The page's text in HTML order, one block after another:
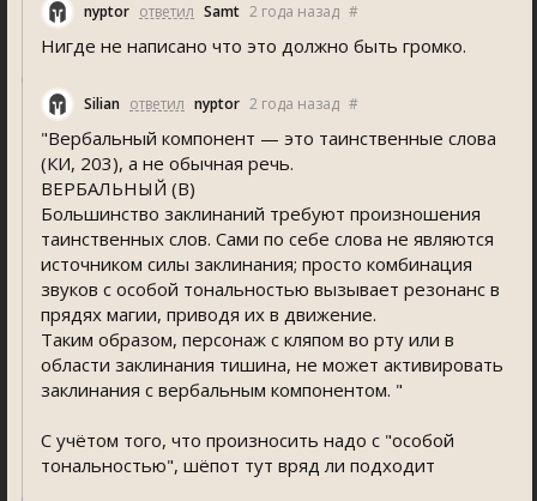
nyptor ответил Samt 2 года назад #
Нигде не написано что это должно быть громко.
Silian ответил nyptor 2 года назад #
"Вербальный компонент — это таинственные слова
(КИ, 203), а не обычная речь.
ВЕРБАЛЬНЫЙ (В)
Большинство заклинаний требуют произношения
таинственных слов. Сами по себе слова не являются
источником силы заклинания; просто комбинация
звуков с особой тональностью вызывает резонанс в
прядях магии, приводя их в движение.
Таким образом, персонаж с кляпом во рту или в
области заклинания тишина, не может активировать
заклинания с вербальным компонентом. "
С учётом того, что произносить надо с "особой
тональностью", шёпот тут вряд ли подходит